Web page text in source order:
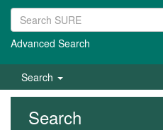
Advanced Search
Search
Search